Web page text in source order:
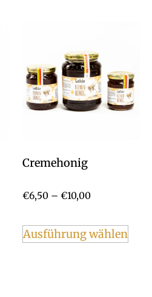
Cremehonig
€6,50 – €10,00
Ausführung wählen